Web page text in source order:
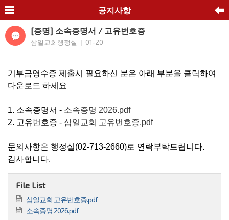
공지사항
[증명] 소속증명서 / 고유번호증
삼일교회행정실 01-20
기부금영수증 제출시 필요하신 분은 아래 부분을 클릭하여
다운로드 하세요
1. 소속증명서 - 소속증명 2026.pdf
2. 고유번호증 - 삼일교회 고유번호증.pdf
문의사항은 행정실(02-713-2660)로 연락부탁드립니다.
감사합니다.
File List
삼일교회 고유번호증.pdf
소속증명 2026.pdf